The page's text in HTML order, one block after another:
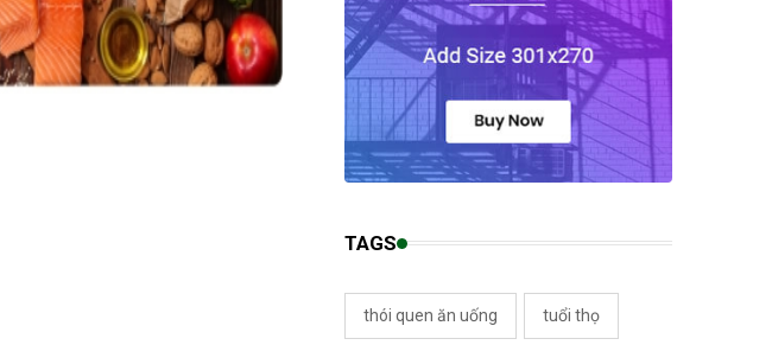
TAGS
thói quen ăn uống tuổi thọ